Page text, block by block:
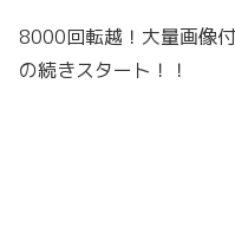
8000回転越！大量画像
の続きスタート！！